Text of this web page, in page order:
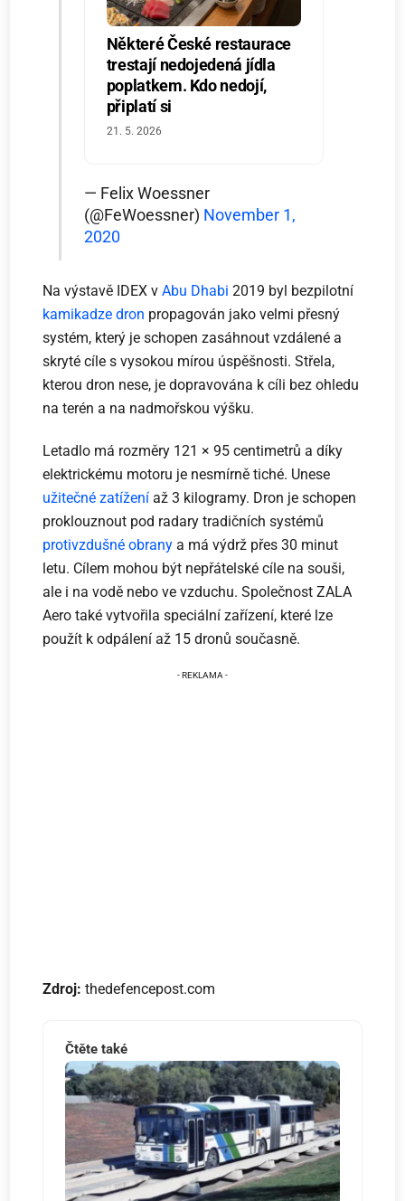
Některé České restaurace
trestají nedojedená jídla
poplatkem. Kdo nedojí,
připlatí si
21. 5. 2026
— Felix Woessner
(@FeWoessner) November 1,
2020
Na výstavě IDEX vAbu Dhabi 2019 byl bezpilotní
kamikadze dron propagován jako velmi přesný
systém, který je schopen zasáhnout vzdálené a
skryté cíle s vysokou mírou úspěšnosti. Střela,
kterou dron nese, je dopravována k cíli bez ohledu
na terén a na nadmořskou výšku.
Letadlo má rozměry 121 × 95 centimetrů a díky
elektrickému motoru je nesmírně tiché. Unese
užitečné zatížení až 3 kilogramy. Dron je schopen
proklouznout pod radary tradičních systémů
protivzdušné obrany a má výdrž přes 30 minut
letu. Cílem mohou být nepřátelské cíle na souši,
ale i na vodě nebo ve vzduchu. Společnost ZALA
Aero také vytvořila speciální zařízení, které lze
použít k odpálení až 15 dronů současně.
Zdroj: thedefencepost.com
Čtěte také